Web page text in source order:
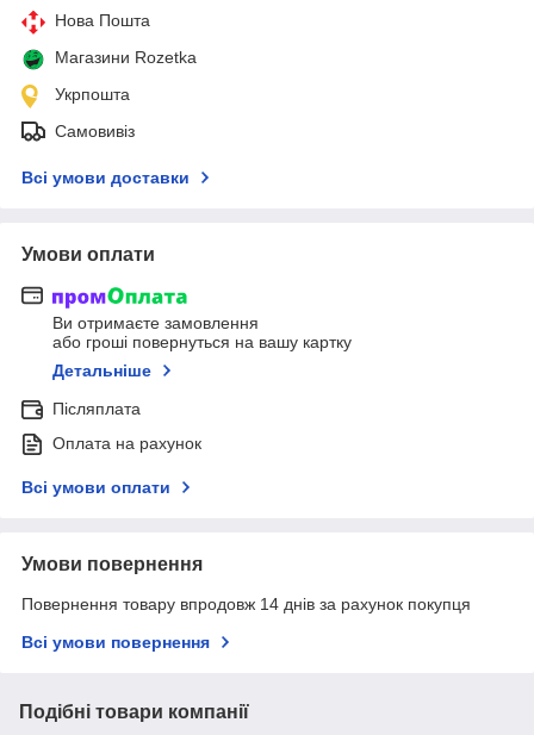
Нова Пошта
Магазини Rozetka
Укрпошта
Самовивіз
Всі умови доставки
Умови оплати
Ви отримаєте замовлення
або гроші повернуться на вашу картку
Детальніше
Післяплата
Оплата на рахунок
Всі умови оплати
Умови повернення
Повернення товару впродовж 14 днів за рахунок покупця
Всі умови повернення
Подібні товари компанії